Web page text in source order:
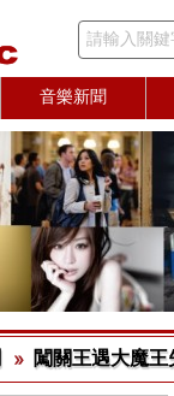
請輸入關鍵
音樂新聞
闖關王遇大魔王